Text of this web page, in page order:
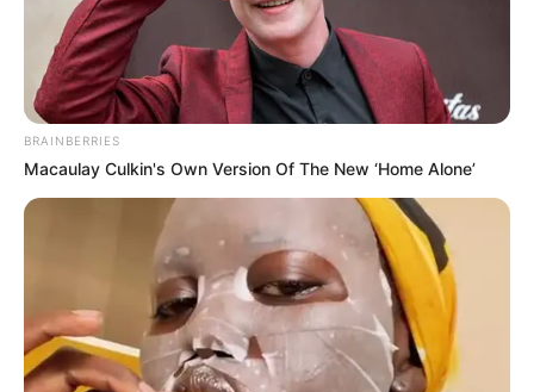
BRAINBERRIES
Macaulay Culkin's Own Version Of The New ‘Home Alone’